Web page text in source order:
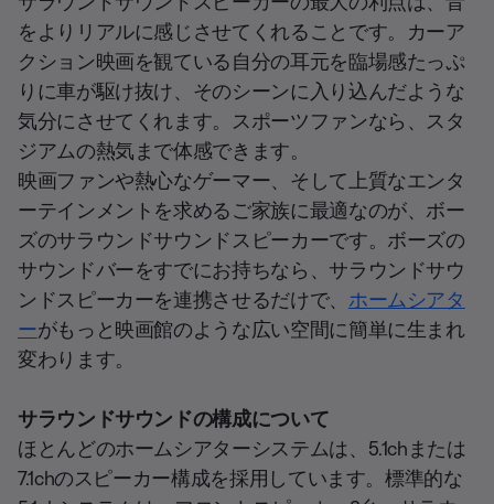
をよりリアルに感じさせてくれることです。カーア
クション映画を観ている自分の耳元を臨場感たっぷ
りに車が駆け抜け、そのシーンに入り込んだような
気分にさせてくれます。スポーツファンなら、スタ
ジアムの熱気まで体感できます。
映画ファンや熱心なゲーマー、そして上質なエンタ
ーテインメントを求めるご家族に最適なのが、ボー
ズのサラウンドサウンドスピーカーです。ボーズの
サウンドバーをすでにお持ちなら、サラウンドサウ
ンドスピーカーを連携させるだけで、 ホームシアタ
ーがもっと映画館のような広い空間に簡単に生まれ
変わります。
サラウンドサウンドの構成について
ほとんどのホームシアターシステムは、5.1chまたは
7.1chのスピーカー構成を採用しています。標準的な